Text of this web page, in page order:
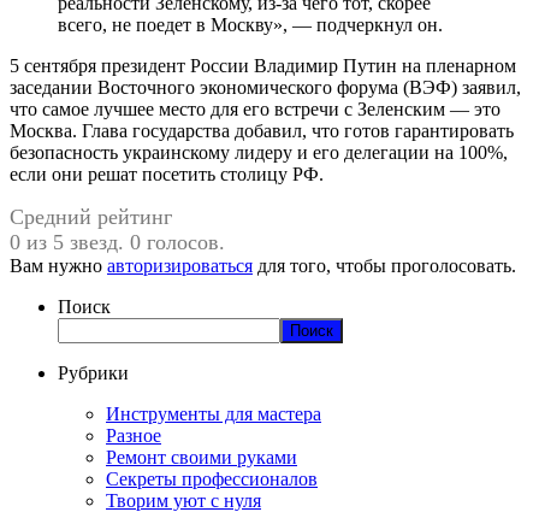
всего, не поедет в Москву», — подчеркнул он.
5 сентября президент России Владимир Путин на пленарном
заседании Восточного экономического форума (ВЭФ) заявил,
что самое лучшее место для его встречи с Зеленским — это
Москва. Глава государства добавил, что готов гарантировать
безопасность украинскому лидеру и его делегации на 100%,
если они решат посетить столицу РФ.
Средний рейтинг
0 из 5 звезд. 0 голосов.
Вам нужно авторизироваться для того, чтобы проголосовать.
Поиск
Поиск
Рубрики
Инструменты для мастера
Разное
Ремонт своими руками
Секреты профессионалов
Творим уют с нуля